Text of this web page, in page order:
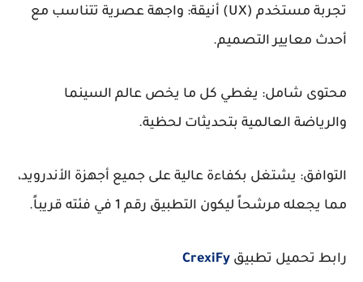
تجربة مستخدم (UX) أنيقة: واجهة عصرية تتناسب مع
أحدث معايير التصميم.
محتوى شامل: يغطي كل ما يخص عالم السينما
والرياضة العالمية بتحديثات لحظية.
التوافق: يشتغل بكفاءة عالية على جميع أجهزة الأندرويد،
مما يجعله مرشحاً ليكون التطبيق رقم 1 في فئته قريباً.
رابط تحميل تطبيق CrexiFy